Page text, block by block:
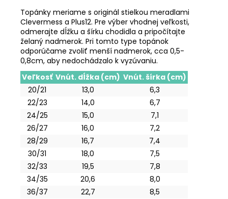
Topánky meriame s originál stielkou meradlami
Clevermess a Plus12. Pre výber vhodnej veľkosti,
odmerajte dĺžku a šírku chodidla a pripočítajte
želaný nadmerok. Pri tomto type topánok
odporúčame zvoliť menší nadmerok, cca 0,5-
0,8cm, aby nedochádzalo k vyzúvaniu.
Veľkosť Vnút. dĺžka (cm) Vnút. šírka (cm)
20/21
13,0
6,3
22/23
14,0
6,7
24/25
15,0
7,1
26/27
16,0
7,2
28/29
16,7
7,4
30/31
18,0
7,5
32/33
19,5
7,8
34/35
20,6
8,0
36/37
22,7
8,5